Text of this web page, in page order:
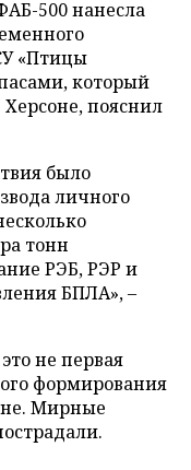
500 нанесла
«Птицы
который
пояснил
было
личного
тонн
РЭБ, РЭР и
БПЛА», –
не первая
формирования
Мирные